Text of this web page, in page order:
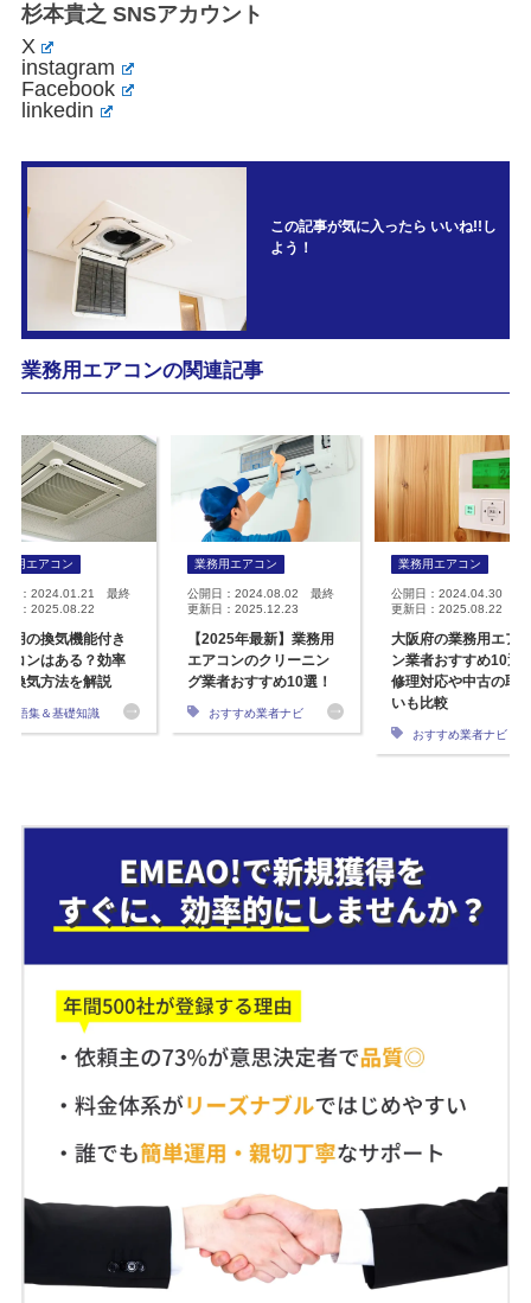
杉本貴之 SNSアカウント
X
instagram
Facebook
linkedin
この記事が気に入ったら いいね!!し
よう！
業務用エアコンの関連記事
務用エアコン
日：2024.01.21 最終
日：2025.08.22
用の換気機能付き
コンはある？効率
換気方法を解説
用語集＆基礎知識
業務用エアコン
公開日：2024.08.02 最終
更新日：2025.12.23
【2025年最新】業務用
エアコンのクリーニン
グ業者おすすめ10選！
おすすめ業者ナビ
業務用エアコン
公開日：2024.04.30 最
更新日：2025.08.22
大阪府の業務用エア
ン業者おすすめ10選
修理対応や中古の取
いも比較
おすすめ業者ナビ